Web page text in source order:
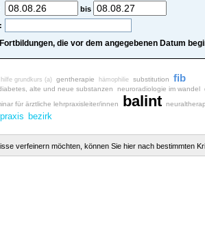
bis
die vor dem angegebenen Datum
grundkurs (a) gentherapie hämophilie substitution fib
alte und neue substanzen neuroradiologie im wandel
für ärztliche lehrpraxisleiter/innen balint
bezirk
verfeinern möchten, können Sie hier nach bestimmten